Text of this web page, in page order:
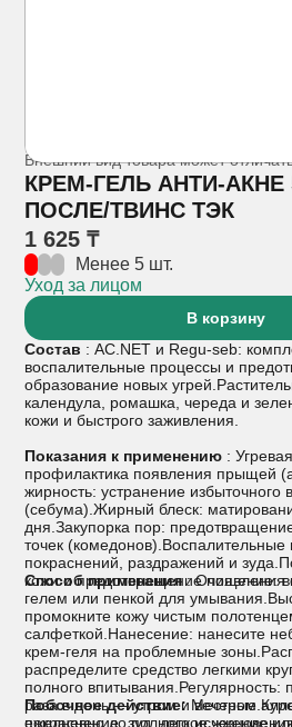
Внешний вид товара может
КРЕМ-ГЕЛЬ АНТИ-
ПОСЛЕ/ТВИНС ТЭК
1 625 ₸
Менее 5 шт.
Уход за лицом
В корзину
Состав : AC.NET и Regu-seb:
воспалительные процессы и
образование новых
календула, ромашка, череда и
кожи и быстрого заживления.
Показания к применению :
профилактика появления прыщей
жирность: устранение избыточного
(себума).Жирный блеск:
дня.Закупорка пор:
точек (комедонов).Воспалительные
покраснений, раздражений и
кожи и предотвращение
Способ применения: Очищение:
гелем или пенкой для
промокните кожу чистым
салфеткой.Нанесение: нанесите
крем-геля на проблемные
распределите средство легкими
полного впитывания.Регулярность:
раза в день — утром и
ежедневно до полного
Побочное действие:Местные
покраснение, зуд, легкое жжение